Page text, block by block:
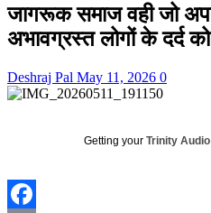
जागरूक समाज वही जो
अभावग्रस्त लोगों के दर्द
Deshraj Pal May 11, 2026 0
Getting your Trinity Audio